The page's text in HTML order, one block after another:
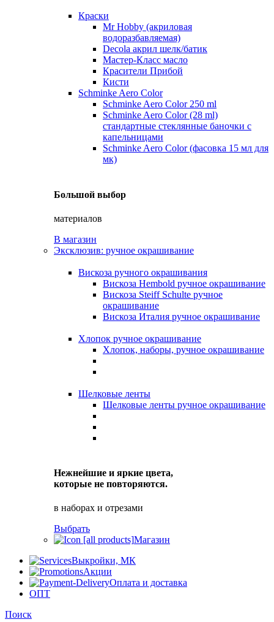
Краски
Mr Hobby (акриловая
водоразбавляемая)
Decola акрил шелк/батик
Мастер-Класс масло
Красители Прибой
Кисти
Schminke Aero Color
Schminke Aero Color 250 ml
Schminke Aero Color (28 ml)
стандартные стеклянные баночки с
капельницами
Schminke Aero Color (фасовка 15 мл для
мк)
Большой выбор
материалов
В магазин
Эксклюзив: ручное окрашивание
Вискоза ручного окрашивания
Вискоза Hembold ручное окрашивание
Вискоза Steiff Schulte ручное
окрашивание
Вискоза Италия ручное окрашивание
Хлопок ручное окрашивание
Хлопок, наборы, ручное окрашивание
Шелковые ленты
Шелковые ленты ручное окрашивание
Нежнейшие и яркие цвета,
которые не повторяются.
в наборах и отрезами
Выбрать
Магазин
Выкройки, МК
Акции
Оплата и доставка
ОПТ
Поиск